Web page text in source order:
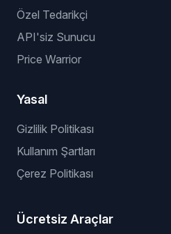
Özel Tedarikçi
API'siz Sunucu
Price Warrior
Yasal
Gizlilik Politikası
Kullanım Şartları
Çerez Politikası
Ücretsiz Araçlar